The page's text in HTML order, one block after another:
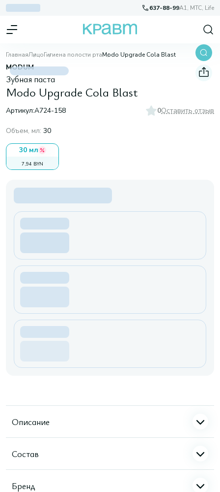
637-88-99A1, МТС, Life
ГлавнаяЛицоГигиена полости ртаModo Upgrade Cola Blast
MODUM
Зубная паста
Modo Upgrade Cola Blast
Артикул:A724-158 0Оставить отзыв
Объем, мл: 30
30 мл
7,94 BYN
Описание
Состав
Бренд